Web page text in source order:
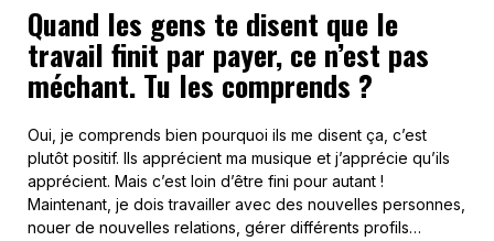
Quand les gens te disent que le
travail finit par payer, ce n’est pas
méchant. Tu les comprends ?
Oui, je comprends bien pourquoi ils me disent ça, c’est
plutôt positif. Ils apprécient ma musique et j’apprécie qu’ils
apprécient. Mais c’est loin d’être fini pour autant !
Maintenant, je dois travailler avec des nouvelles personnes,
nouer de nouvelles relations, gérer différents profils…